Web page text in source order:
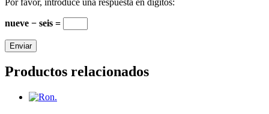
nueve − seis =
Productos relacionados